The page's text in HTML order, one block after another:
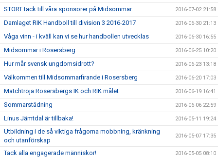
STORT tack till våra sponsorer på Midsommar. 2016-07-02 21:58
Damlaget RIK Handboll till division 3 2016-2017 2016-06-30 21:13
Våga vinn - i kväll kan vi se hur handbollen utvecklas 2016-06-30 16:55
Midsommar i Rosersberg 2016-06-25 10:20
Hur mår svensk ungdomsidrott? 2016-06-23 13:18
Välkommen till Midsommarfirande i Rosersberg 2016-06-20 17:03
Matchtröja Rosersbergs IK och RIK målet 2016-06-19 16:41
Sommarstädning 2016-06-06 22:59
Linus Jämtdal är tillbaka! 2016-05-11 19:24
Utbildning i de så viktiga frågorna mobbning, kränkning
och utanförskap
2016-05-07 17:35
Tack alla engagerade människor! 2016-05-05 08:10